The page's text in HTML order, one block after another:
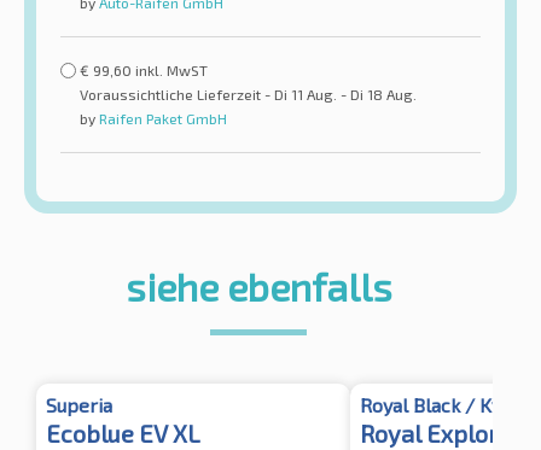
€ 99,60 inkl. MwST
Voraussichtliche Lieferzeit - Di 11 Aug. - Di 18 Aug.
by Raifen Paket GmbH
siehe ebenfalls
Superia
Ecoblue EV XL
Royal Black / Kyoto
Royal Explorer